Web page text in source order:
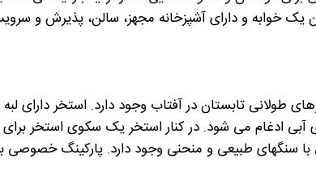
یک خوابه و دارای آشپزخانه مجهز، سالن، پذیرش و
طولانی تابستان در آفتاب وجود دارد. استخر دارای
ادغام می شود. در کنار استخر یک سکوی استخر برای
با سنگهای طبیعی و منحنی وجود دارد. پارکینگ خصوصی